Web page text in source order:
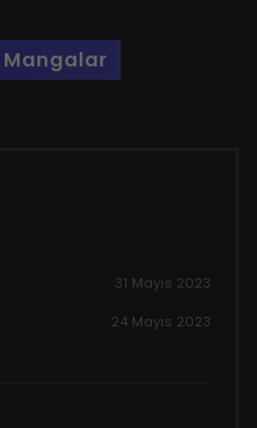
31 Mayıs 2023
24 Mayıs 2023